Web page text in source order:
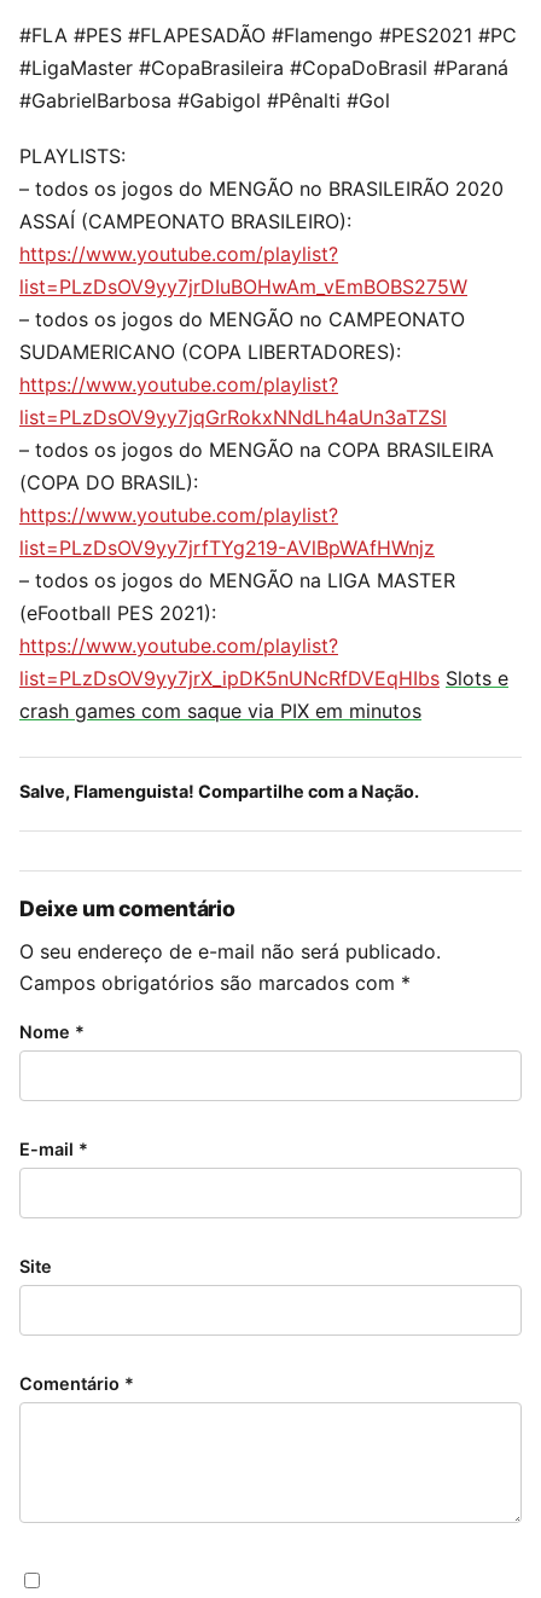
#FLA #PES #FLAPESADÃO #Flamengo #PES2021 #PC
#LigaMaster #CopaBrasileira #CopaDoBrasil #Paraná
#GabrielBarbosa #Gabigol #Pênalti #Gol
PLAYLISTS:
– todos os jogos do MENGÃO no BRASILEIRÃO 2020
ASSAÍ (CAMPEONATO BRASILEIRO):
https://www.youtube.com/playlist?
list=PLzDsOV9yy7jrDIuBOHwAm_vEmBOBS275W
– todos os jogos do MENGÃO no CAMPEONATO
SUDAMERICANO (COPA LIBERTADORES):
https://www.youtube.com/playlist?
list=PLzDsOV9yy7jqGrRokxNNdLh4aUn3aTZSl
– todos os jogos do MENGÃO na COPA BRASILEIRA
(COPA DO BRASIL):
https://www.youtube.com/playlist?
list=PLzDsOV9yy7jrfTYg219-AVlBpWAfHWnjz
– todos os jogos do MENGÃO na LIGA MASTER
(eFootball PES 2021):
https://www.youtube.com/playlist?
list=PLzDsOV9yy7jrX_ipDK5nUNcRfDVEqHIbs Slots e
crash games com saque via PIX em minutos
Salve, Flamenguista! Compartilhe com a Nação.
Deixe um comentário
O seu endereço de e-mail não será publicado.
Campos obrigatórios são marcados com *
Nome *
E-mail *
Site
Comentário *